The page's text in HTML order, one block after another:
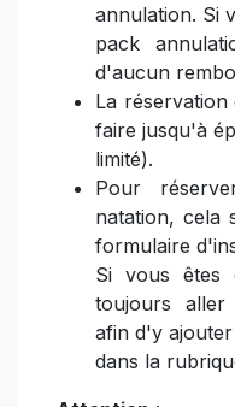
annulation. Si
pack
d'aucun
La
faire jusqu'à
limité).
Pour
natation, cela
formulaire
Si vous êtes
toujours aller
afin d'y
dans la